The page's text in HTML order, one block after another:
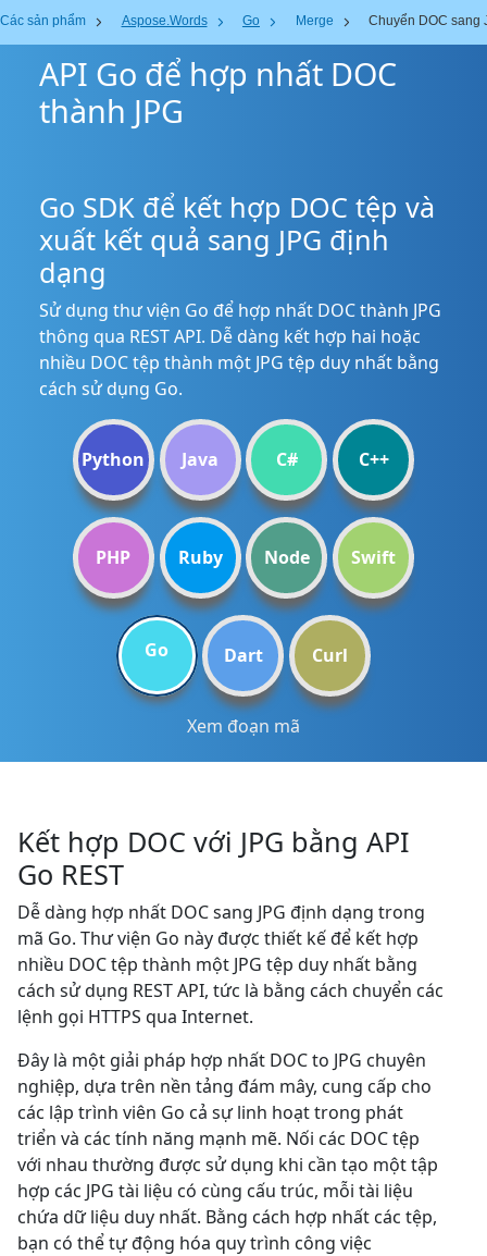
Các sản phẩm Aspose.Words Go Merge Chuyển DOC sang
API Go để hợp nhất DOC
thành JPG
Go SDK để kết hợp DOC tệp và
xuất kết quả sang JPG định
dạng
Sử dụng thư viện Go để hợp nhất DOC thành JPG
thông qua REST API. Dễ dàng kết hợp hai hoặc
nhiều DOC tệp thành một JPG tệp duy nhất bằng
cách sử dụng Go.
Python Java C# C++
PHP Ruby Node Swift
Go Dart Curl
Xem đoạn mã
Kết hợp DOC với JPG bằng API
Go REST
Dễ dàng hợp nhất DOC sang JPG định dạng trong
mã Go. Thư viện Go này được thiết kế để kết hợp
nhiều DOC tệp thành một JPG tệp duy nhất bằng
cách sử dụng REST API, tức là bằng cách chuyển các
lệnh gọi HTTPS qua Internet.
Đây là một giải pháp hợp nhất DOC to JPG chuyên
nghiệp, dựa trên nền tảng đám mây, cung cấp cho
các lập trình viên Go cả sự linh hoạt trong phát
triển và các tính năng mạnh mẽ. Nối các DOC tệp
với nhau thường được sử dụng khi cần tạo một tập
hợp các JPG tài liệu có cùng cấu trúc, mỗi tài liệu
chứa dữ liệu duy nhất. Bằng cách hợp nhất các tệp,
bạn có thể tự động hóa quy trình công việc